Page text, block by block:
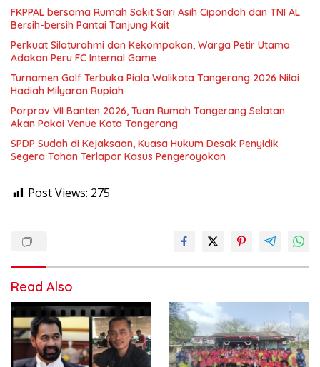
FKPPAL bersama Rumah Sakit Sari Asih Cipondoh dan TNI AL
Bersih-bersih Pantai Tanjung Kait
Perkuat Silaturahmi dan Kekompakan, Warga Petir Utama
Adakan Peru FC Internal Game
Turnamen Golf Terbuka Piala Walikota Tangerang 2026 Nilai
Hadiah Milyaran Rupiah
Porprov VII Banten 2026, Tuan Rumah Tangerang Selatan
Akan Pakai Venue Kota Tangerang
SPDP Sudah di Kejaksaan, Kuasa Hukum Desak Penyidik
Segera Tahan Terlapor Kasus Pengeroyokan
Post Views: 275
Read Also